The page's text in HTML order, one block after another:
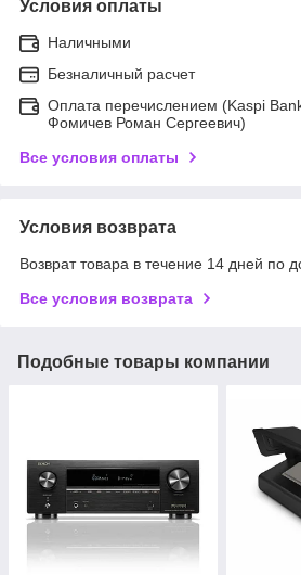
Условия оплаты
Наличными
Безналичный расчет
Оплата перечислением (Kaspi
Фомичев Роман Сергеевич)
Все условия оплаты
Условия возврата
Возврат товара в течение 14 дней по
Все условия возврата
Подобные товары компании